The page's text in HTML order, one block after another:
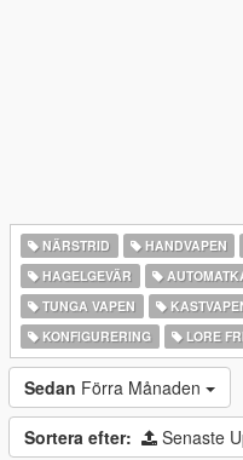
NÄRSTRID HANDVAPEN
HAGELGEVÄR
TUNGA VAPEN
KONFIGURERING
LORE
Sedan Förra Månaden
Sortera efter: Senaste